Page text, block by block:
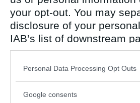
your opt-out. You may
disclosure of your
IAB’s list of downstream
also be disclosed by us
Downstream Participants
Please note that this
Personal Data Processing Opt Outs
Google consents
Antal inlägg:
34614